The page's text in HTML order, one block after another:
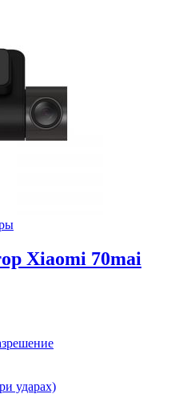
Xiaomi 70mai
ударах)